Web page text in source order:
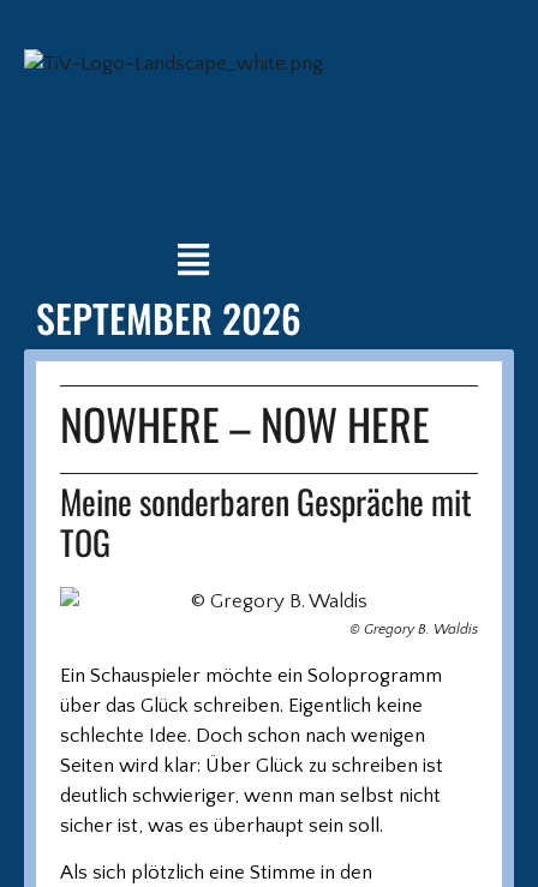
SEPTEMBER 2026
NOWHERE – NOW HERE
Meine sonderbaren Gespräche mit
TOG
© Gregory B. Waldis
Ein Schauspieler möchte ein Soloprogramm
über das Glück schreiben. Eigentlich keine
schlechte Idee. Doch schon nach wenigen
Seiten wird klar: Über Glück zu schreiben ist
deutlich schwieriger, wenn man selbst nicht
sicher ist, was es überhaupt sein soll.
Als sich plötzlich eine Stimme in den